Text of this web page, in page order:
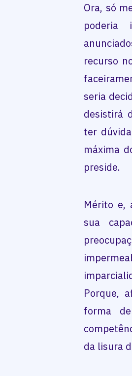
Ora, só
poderia
recurso
seria
desistirá
ter
máxima
preside.
Mérito e,
sua
Porque,
forma
da lisura